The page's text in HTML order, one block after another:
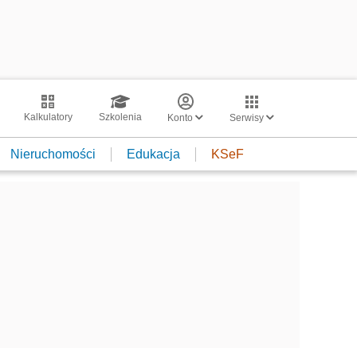
Kalkulatory Szkolenia Konto Serwisy
Nieruchomości Edukacja KSeF